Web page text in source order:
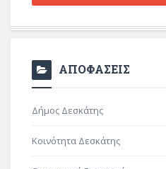
ΑΠΟΦΑΣΕΙΣ
Δήμος Δεσκάτης
Κοινότητα Δεσκάτης